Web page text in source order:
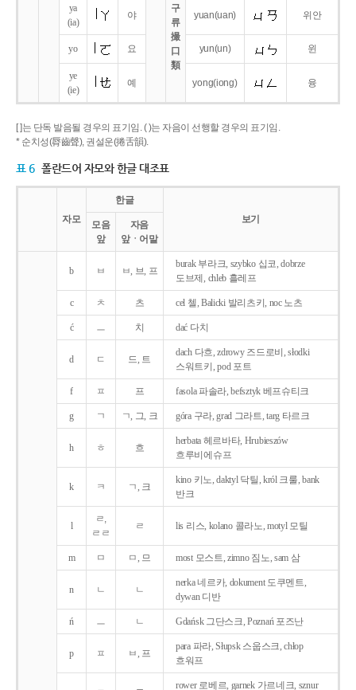
구
류
撮
口
類
ya
(ia)
야 yuan(uan) 위안
yo 요 yun(un) 윈
ye
(ie)
예 yong(iong) 융
[ ]는 단독 발음될 경우의 표기임. ( )는 자음이 선행할 경우의 표기임.
* 순치성(脣齒聲), 권설운(捲舌韻).
표 6 폴란드어 자모와 한글 대조표
자모
한글
보기
모음
앞
자음
앞ㆍ어말
b ㅂ ㅂ, 브, 프
burak 부라크, szybko 십코, dobrze
도브제, chleb 흘레프
c ㅊ 츠 cel 첼, Balicki 발리츠키, noc 노츠
ć ㅡ 치 dać 다치
d ㄷ 드, 트
dach 다흐, zdrowy 즈드로비, słodki
스워트키, pod 포트
f ㅍ 프 fasola 파솔라, befsztyk 베프슈티크
g ㄱ ㄱ, 그, 크 góra 구라, grad 그라트, targ 타르크
h ㅎ 흐
herbata 헤르바타, Hrubieszów
흐루비에슈프
k ㅋ ㄱ, 크
kino 키노, daktyl 닥틸, król 크룰, bank
반크
l
ㄹ,
ㄹㄹ
ㄹ lis 리스, kolano 콜라노, motyl 모틸
m ㅁ ㅁ, 므 most 모스트, zimno 짐노, sam 삼
n ㄴ ㄴ
nerka 네르카, dokument 도쿠멘트,
dywan 디반
ń ㅡ ㄴ Gdańsk 그단스크, Poznań 포즈난
p ㅍ ㅂ, 프
para 파라, Słupsk 스웁스크, chłop
흐워프
rower 로베르, garnek 가르네크, sznur